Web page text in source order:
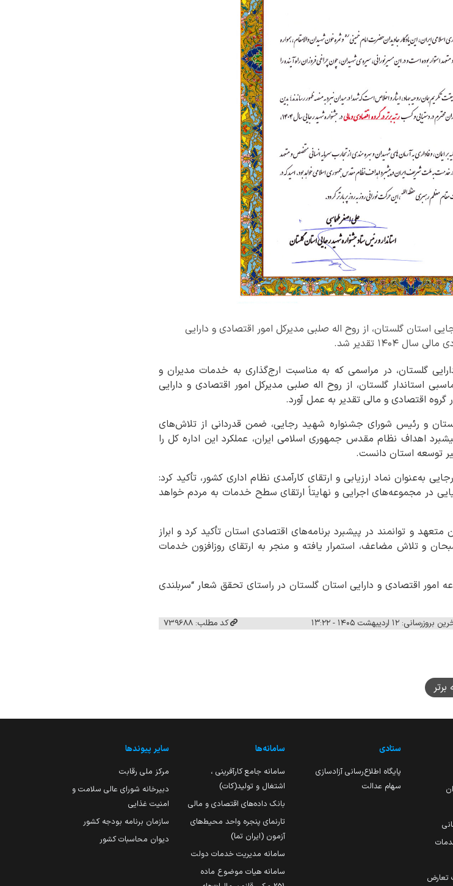
استان گلستان، از روح اله صلبی مدیرکل امور اقتصادی و دارایی
۱۴۰۴ تقدیر شد.
گلستان، در مراسمی که به مناسبت ارج‌گذاری به خدمات مدیران و
استاندار گلستان، از روح اله صلبی مدیرکل امور اقتصادی و دارایی
اقتصادی و مالی تقدیر به عمل آورد.
و رئیس شورای جشنواره شهید رجایی، ضمن قدردانی از تلاش‌های
اهداف نظام مقدس جمهوری اسلامی ایران، عملکرد این اداره کل را
توسعه استان دانست.
به‌عنوان نماد ارزیابی و ارتقای کارآمدی نظام اداری کشور، تأکید کرد:
در مجموعه‌های اجرایی و نهایتاً ارتقای سطح خدمات به مردم خواهد
و توانمند در پیشبرد برنامه‌های اقتصادی استان تأکید کرد و ابراز
و تلاش مضاعف، استمرار یافته و منجر به ارتقای روزافزون خدمات
اقتصادی و دارایی استان گلستان در راستای تحقق شعار “سربلندی
بروزرسانی: ۱۲ اردیبهشت ۱۴۰۵ - ۱۳:۲۲ کد مطلب: 739688
برتر
تعارض
ستادی
پایگاه اطلاع‌رسانی آزادسازی
سهام عدالت
سامانه‌ها
سامانه جامع کارآفرینی ،
اشتغال و تولید(کات)
بانک داده‌های اقتصادی و مالی
تارنمای پنجره واحد محیط‌های
آزمون (ایران تما)
سامانه مدیریت خدمات دولت
سامانه هیات موضوع ماده
سایر پیوندها
مرکز ملی رقابت
دبیرخانه شورای عالی سلامت و
امنیت غذایی
سازمان برنامه بودجه کشور
دیوان محاسبات کشور